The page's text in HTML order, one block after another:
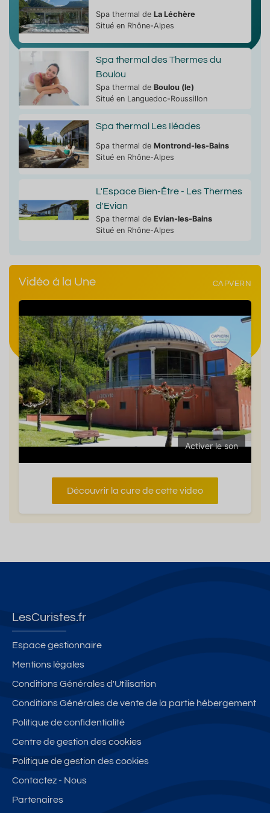
Spa thermal de La Léchère
Situé en Rhône-Alpes
Spa thermal des Thermes du
Boulou
Spa thermal de Boulou (le)
Situé en Languedoc-Roussillon
Spa thermal Les Iléades
Spa thermal de Montrond-les-Bains
Situé en Rhône-Alpes
L'Espace Bien-Être - Les Thermes
d'Evian
Spa thermal de Evian-les-Bains
Situé en Rhône-Alpes
Vidéo à la Une CAPVERN
Activer le son
Découvrir la cure de cette video
LesCuristes.fr
Espace gestionnaire
Mentions légales
Conditions Générales d'Utilisation
Conditions Générales de vente de la partie hébergement
Politique de confidentialité
Centre de gestion des cookies
Politique de gestion des cookies
Contactez - Nous
Partenaires